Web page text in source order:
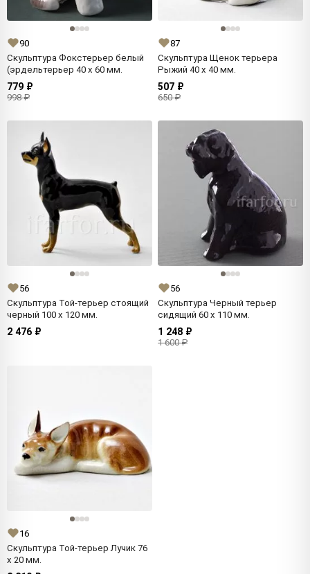
90
Скульптура Фокстерьер белый
(эрдельтерьер 40 x 60 мм.
779 ₽
998 ₽
87
Скульптура Щенок терьера
Рыжий 40 x 40 мм.
507 ₽
650 ₽
56
Скульптура Той-терьер стоящий
черный 100 x 120 мм.
2 476 ₽
56
Скульптура Черный терьер
сидящий 60 x 110 мм.
1 248 ₽
1 600 ₽
16
Скульптура Той-терьер Лучик 76
x 20 мм.